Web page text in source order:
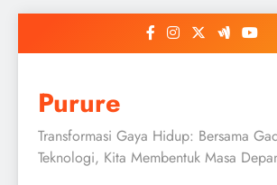
Purure
Transformasi Gaya Hidup: Bersama
Teknologi, Kita Membentuk Masa